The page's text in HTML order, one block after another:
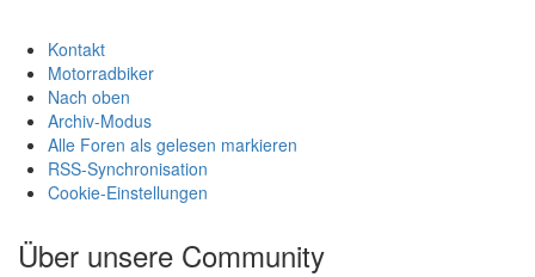
Kontakt
Motorradbiker
Nach oben
Archiv-Modus
Alle Foren als gelesen markieren
RSS-Synchronisation
Cookie-Einstellungen
Über unsere Community